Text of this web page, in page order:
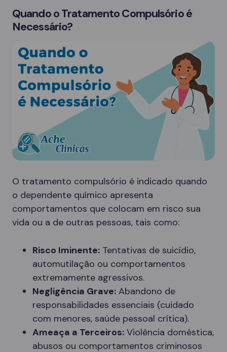
Quando o Tratamento Compulsório é
Necessário?
O tratamento compulsório é indicado quando
o dependente químico apresenta
comportamentos que colocam em risco sua
vida ou a de outras pessoas, tais como:
Risco Iminente: Tentativas de suicídio,
automutilação ou comportamentos
extremamente agressivos.
Negligência Grave: Abandono de
responsabilidades essenciais (cuidado
com menores, saúde pessoal crítica).
Ameaça a Terceiros: Violência doméstica,
abusos ou comportamentos criminosos